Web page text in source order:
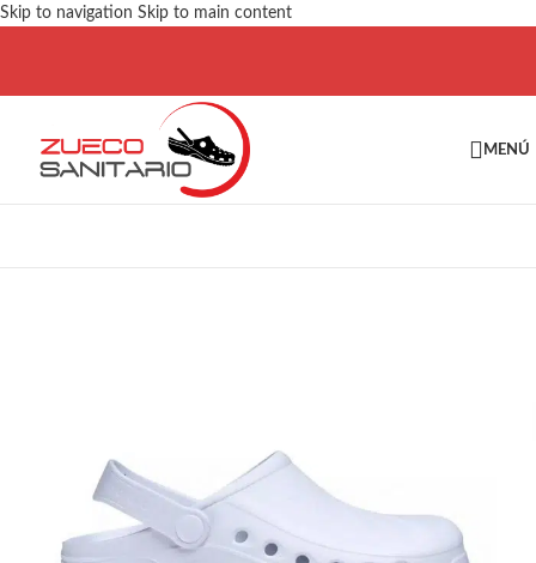
Skip to navigation Skip to main content
MENÚ